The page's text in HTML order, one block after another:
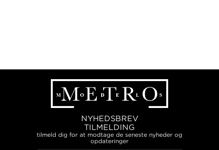
NYHEDSBREV
TILMELDING
tilmeld dig for at modtage de seneste nyheder og
opdateringer